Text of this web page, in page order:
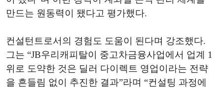
만드는 원동력이 됐다고 평가했다.
컨설턴트로서의 경험도 도움이 된다며 강조했다.
그는 “JB우리캐피탈이 중고차금융사업에서 업계 1
위로 도약한 것은 딜러 다이렉트 영업이라는 전략
을 흔들림 없이 추진한 결과”라며 “컨설팅 과정에